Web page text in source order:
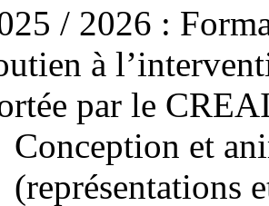
/ 2026 :
à
par le
Conception et
(représentations